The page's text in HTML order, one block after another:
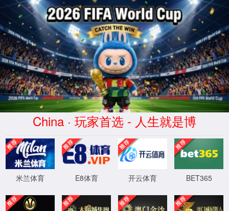
2026世界杯(World Cup)官方网
址-Official website
您访问路径含有非法字符，防注入系统提醒您
请勿尝试非法操作！
返回首页
程序版本：3.2.11-20250416